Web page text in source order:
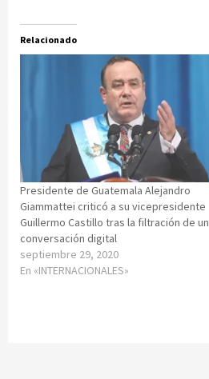
Relacionado
Presidente de Guatemala Alejandro
Giammattei criticó a su vicepresidente
Guillermo Castillo tras la filtración de un
conversación digital
septiembre 29, 2020
En «INTERNACIONALES»